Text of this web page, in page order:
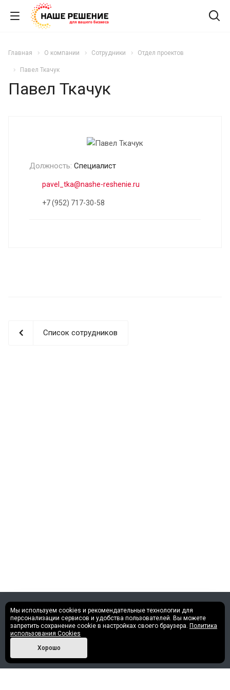
Главная О компании Сотрудники Отдел проектов
Павел Ткачук
Павел Ткачук
Должность: Специалист
pavel_tka@nashe-reshenie.ru
+7 (952) 717-30-58
Список сотрудников
©2013 - 2026 Все права защищены.
Политика конфиденциальности
Мы используем cookies и рекомендательные технологии для
персонализации сервисов и удобства пользователей. Вы можете
запретить сохранение cookie в настройках своего браузера. Политика
использования Cookies
Хорошо